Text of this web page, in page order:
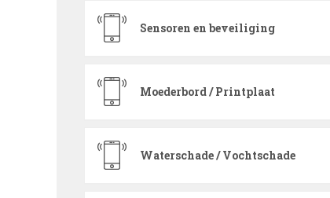
Sensoren en beveiliging
Moederbord / Printplaat
Waterschade / Vochtschade